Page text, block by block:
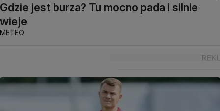
Gdzie jest burza? Tu mocno pada i silnie
wieje
METEO